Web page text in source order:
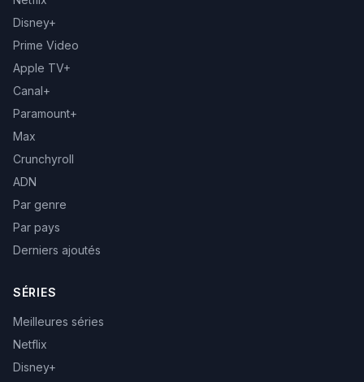
Disney+
Prime Video
Apple TV+
Canal+
Paramount+
Max
Crunchyroll
ADN
Par genre
Par pays
Derniers ajoutés
SÉRIES
Meilleures séries
Netflix
Disney+